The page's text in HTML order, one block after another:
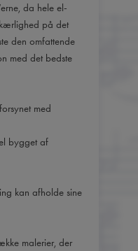
da hele el-
på det
den omfattende
med det bedste
med
bygget af
kan afholde sine
malerier, der